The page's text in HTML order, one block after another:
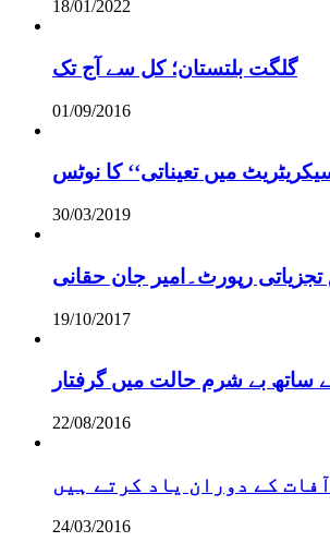
18/01/2022
گلگت بلتستان؛ کل سے آج تک
01/09/2016
میں تعیناتی‘‘ کا نوٹس
30/03/2019
رپورٹ۔امیر جان حقانی
19/10/2017
22/08/2016
کے دوران یاد کرتے ہیں
24/03/2016